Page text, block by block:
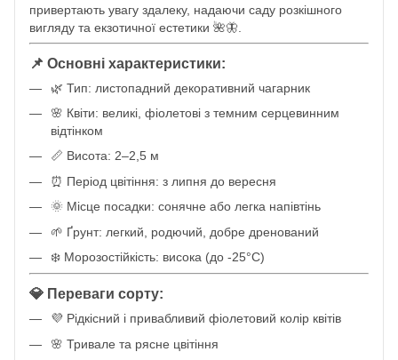
привертають увагу здалеку, надаючи саду розкішного
вигляду та екзотичної естетики 🌺🦋.
📌 Основні характеристики:
🌿 Тип: листопадний декоративний чагарник
🌸 Квіти: великі, фіолетові з темним серцевинним
відтінком
📏 Висота: 2–2,5 м
⏰ Період цвітіння: з липня до вересня
🌞 Місце посадки: сонячне або легка напівтінь
🌱 Ґрунт: легкий, родючий, добре дренований
❄️ Морозостійкість: висока (до -25°C)
💎 Переваги сорту:
💜 Рідкісний і привабливий фіолетовий колір квітів
🌸 Тривале та рясне цвітіння